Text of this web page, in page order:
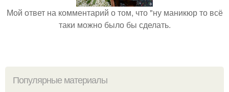
Мой ответ на комментарий о том, что "ну маникюр то всё
таки можно было бы сделать.
Популярные материалы